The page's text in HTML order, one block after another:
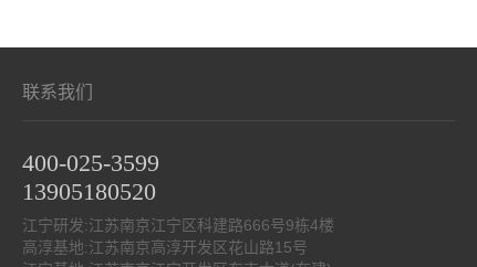
联系我们
400-025-3599
13905180520
江宁研发:江苏南京江宁区科建路666号9栋4楼
高淳基地:江苏南京高淳开发区花山路15号